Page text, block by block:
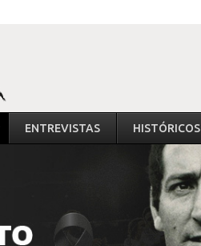
ENTREVISTAS HISTÓRICOS